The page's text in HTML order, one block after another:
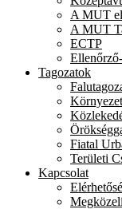
A MUT
A MUT
ECTP
Tagozatok
Fiatal
Területi
Kapcsolat